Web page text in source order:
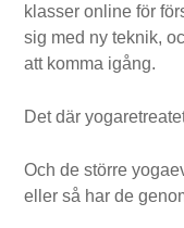
klasser online för
sig med ny teknik,
att komma igång.
Det där
Och de större
eller så har de